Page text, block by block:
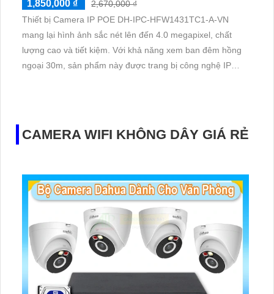
1,850,000 ₫
2,670,000 ₫
Thiết bị Camera IP POE DH-IPC-HFW1431TC1-A-VN
mang lại hình ảnh sắc nét lên đến 4.0 megapixel, chất
lượng cao và tiết kiệm. Với khả năng xem ban đêm hồng
ngoại 30m, sản phẩm này được trang bị công nghệ IP
CAMERA WIFI KHÔNG DÂY GIÁ RẺ